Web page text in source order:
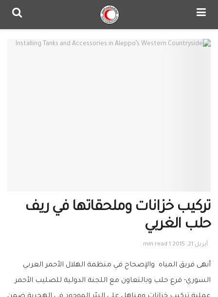
تركيب خزانات وملحقاتها في ريف
حلب الغربي
أبريل 21, 2015 1 min read
أنهى فريق المياه والإصحاح في منظمة الهلال الأحمر العربي
السوري- فرع حلب وبالتعاون مع اللجنة الدولية للصليب الأحمر